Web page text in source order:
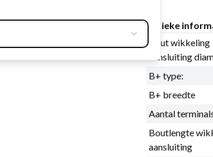
HC-CARGO 131071.
Fysieke
Bout wikkeling
aansluiting
B+ type:
B+ breedte
Aantal
Boutlengte
aansluiting